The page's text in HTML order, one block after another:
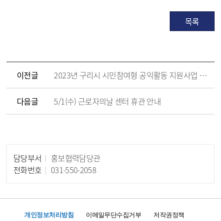
목록
이전글 2023년 구리시 시민참여형 공익활동 지원사업 2차 공고
다음글 5/1(수) 근로자의날 센터 휴관 안내
담당부서
홍보협력담당관
전화번호
031-550-2058
개인정보처리방침 이메일무단수집거부
저작권정책